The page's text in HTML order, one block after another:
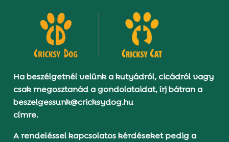
Ha beszélgetnél velünk a kutyádról, cicádról vagy
csak megosztanád a gondolataidat, írj bátran a
beszelgessunk@cricksydog.hu
címre.
A rendeléssel kapcsolatos kérdéseket pedig a